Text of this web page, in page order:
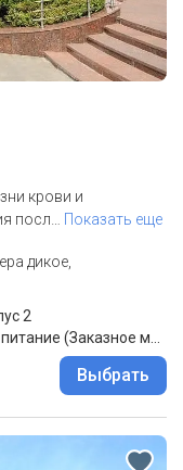
крови и
посл
Показать еще
дикое,
2
Выбрать